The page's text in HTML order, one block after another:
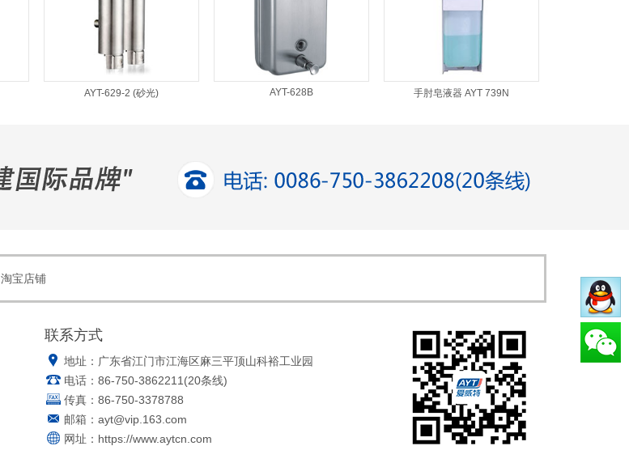
AYT-629-2 (砂光) AYT-628B 手肘皂液器 AYT 739N
淘宝店铺
联系方式
地址：广东省江门市江海区麻三平顶山科裕工业园
电话：86-750-3862211(20条线)
传真：86-750-3378788
邮箱： ayt@vip.163.com
网址： https://www.aytcn.com